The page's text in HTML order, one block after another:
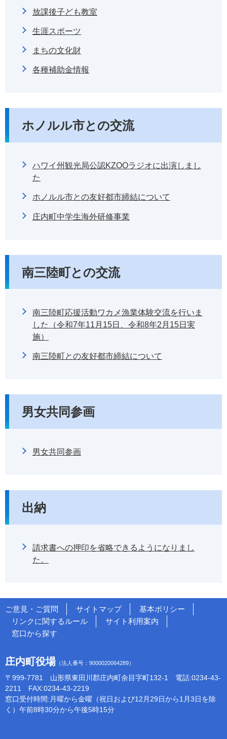
放課後子ども教室
生涯スポーツ
まちの文化財
各種補助金情報
ホノルル市との交流
ハワイ州観光局公認KZOOラジオに出演しまし
た
ホノルル市との友好都市締結について
庄内町中学生海外研修事業
南三陸町との交流
南三陸町応援活動ワカメ漁業体験交流を行いま
した（令和7年11月15日、令和8年2月15日実
施）
南三陸町との友好都市締結について
男女共同参画
男女共同参画
出納
請求書への押印を省略できるようになりまし
た。
ご意見・ご質問 サイトマップ
基本ポリシー
リンクに関するルール
サイト利用案内
窓口から探す
庄内町役場（法人番号：9000020064289）
〒999-7781 山形県東田川郡庄内町余目字町132-1 電話:0234-43-
2211 FAX:0234-43-2219
窓口受付時間:月曜から金曜（祝日および12月29日から1月3日を除
く）午前8時30分から午後5時15分